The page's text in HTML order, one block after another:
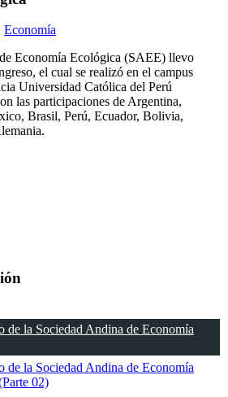
Economía
Economía Ecológica (SAEE) llevo
el cual se realizó en el campus
Universidad Católica del Perú
las participaciones de Argentina,
Brasil, Perú, Ecuador, Bolivia,
de la Sociedad Andina de Economía
de la Sociedad Andina de Economía
02)